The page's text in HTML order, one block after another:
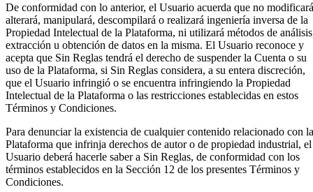
De conformidad con lo anterior, el Usuario acuerda que no modificará
alterará, manipulará, descompilará o realizará ingeniería inversa de la
Propiedad Intelectual de la Plataforma, ni utilizará métodos de
extracción u obtención de datos en la misma. El Usuario reconoce y
acepta que Sin Reglas tendrá el derecho de suspender la Cuenta o su
uso de la Plataforma, si Sin Reglas considera, a su entera discreción,
que el Usuario infringió o se encuentra infringiendo la Propiedad
Intelectual de la Plataforma o las restricciones establecidas en estos
Términos y Condiciones.
Para denunciar la existencia de cualquier contenido relacionado con la
Plataforma que infrinja derechos de autor o de propiedad industrial, el
Usuario deberá hacerle saber a Sin Reglas, de conformidad con los
términos establecidos en la Sección 12 de los presentes Términos y
Condiciones.